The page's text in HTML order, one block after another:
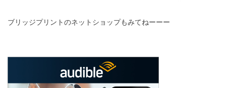
ブリッジプリントのネットショップもみてねーーー